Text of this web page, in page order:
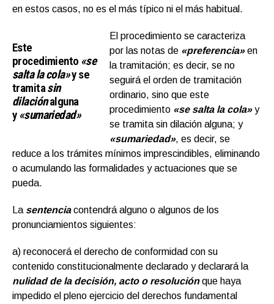
en estos casos, no es el más típico ni el más habitual.
Este
procedimiento «se
salta la cola»y se
tramitasin
dilaciónalguna
y «sumariedad»
El procedimiento se caracteriza
por las notas de «preferencia»en
la tramitación; es decir, se no
seguirá el orden de tramitación
ordinario, sino que este
procedimiento «se salta la cola»y
se tramita sin dilación alguna; y
«sumariedad», es decir, se
reduce a los trámites mínimos imprescindibles, eliminando
o acumulando las formalidades y actuaciones que se
pueda.
La sentenciacontendrá alguno o algunos de los
pronunciamientos siguientes:
a) reconocerá el derecho de conformidad con su
contenido constitucionalmente declarado y declarará la
nulidad de la decisión, acto o resoluciónque haya
impedido el pleno ejercicio del derechos fundamental